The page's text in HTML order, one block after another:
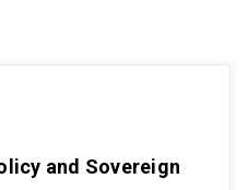
and Sovereign